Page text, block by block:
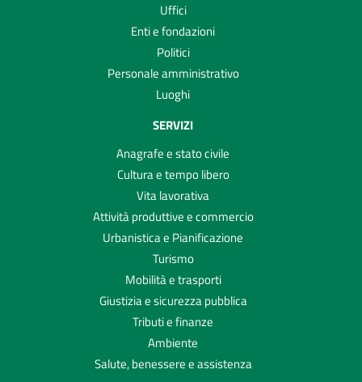
Uffici
Enti e fondazioni
Politici
Personale amministrativo
Luoghi
SERVIZI
Anagrafe e stato civile
Cultura e tempo libero
Vita lavorativa
Attività produttive e commercio
Urbanistica e Pianificazione
Turismo
Mobilità e trasporti
Giustizia e sicurezza pubblica
Tributi e finanze
Ambiente
Salute, benessere e assistenza